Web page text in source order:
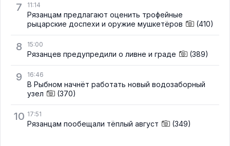
7 11:14
Рязанцам предлагают оценить трофейные
рыцарские доспехи и оружие мушкетёров
(410)
8 15:00
Рязанцев предупредили о ливне и граде (389)
9 16:46
В Рыбном начнёт работать новый водозаборный
узел
(370)
10 17:51
Рязанцам пообещали тёплый август (349)